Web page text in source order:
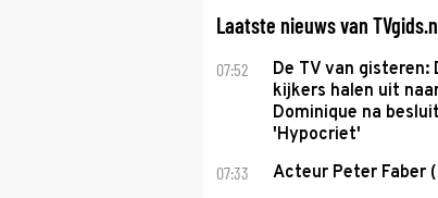
Laatste nieuws van
07:52
De TV van gisteren:
kijkers halen uit
Dominique na
'Hypocriet'
07:33 Acteur Peter Faber